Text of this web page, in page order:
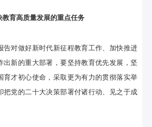
教育高质量发展的重点任务
对做好新时代新征程教育工作、加快推进
出新的重大部署，要坚持教育优先发展，坚
育才初心使命，采取更为有力的贯彻落实举
把党的二十大决策部署付诸行动、见之于成